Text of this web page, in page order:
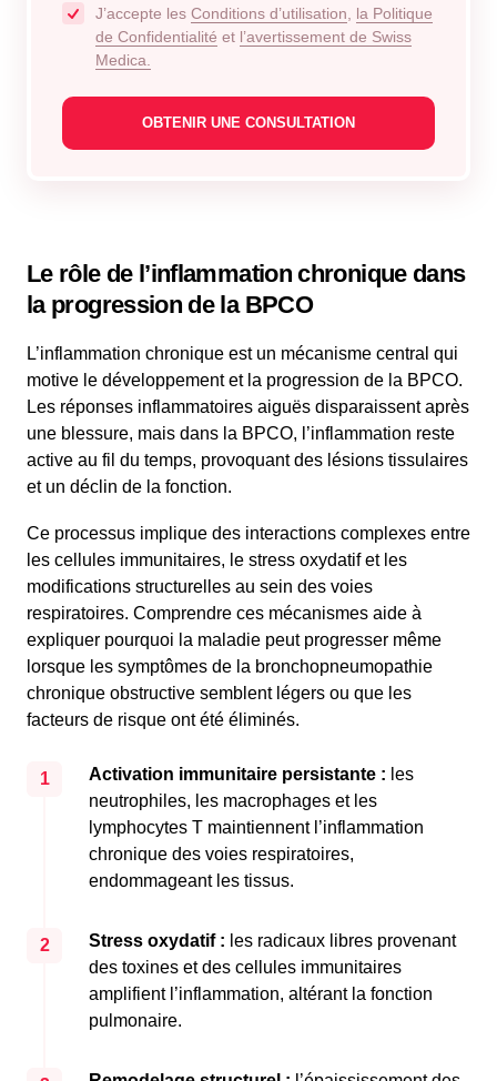
J’accepte les Conditions d’utilisation, la Politique
de Confidentialité et l’avertissement de Swiss
Medica.
Le rôle de l’inflammation chronique dans
la progression de la BPCO
L’inflammation chronique est un mécanisme central qui
motive le développement et la progression de la BPCO.
Les réponses inflammatoires aiguës disparaissent après
une blessure, mais dans la BPCO, l’inflammation reste
active au fil du temps, provoquant des lésions tissulaires
et un déclin de la fonction.
Ce processus implique des interactions complexes entre
les cellules immunitaires, le stress oxydatif et les
modifications structurelles au sein des voies
respiratoires. Comprendre ces mécanismes aide à
expliquer pourquoi la maladie peut progresser même
lorsque les symptômes de la bronchopneumopathie
chronique obstructive semblent légers ou que les
facteurs de risque ont été éliminés.
1 Activation immunitaire persistante : les
neutrophiles, les macrophages et les
lymphocytes T maintiennent l’inflammation
chronique des voies respiratoires,
endommageant les tissus.
2 Stress oxydatif : les radicaux libres provenant
des toxines et des cellules immunitaires
amplifient l’inflammation, altérant la fonction
pulmonaire.